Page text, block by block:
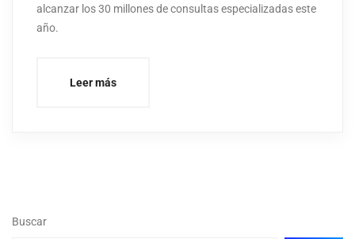
alcanzar los 30 millones de consultas especializadas este
año.
Leer más
Buscar